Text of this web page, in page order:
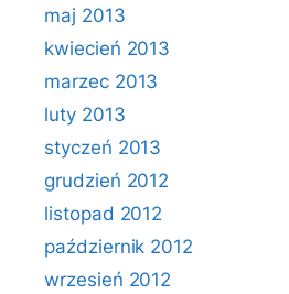
maj 2013
kwiecień 2013
marzec 2013
luty 2013
styczeń 2013
grudzień 2012
listopad 2012
październik 2012
wrzesień 2012